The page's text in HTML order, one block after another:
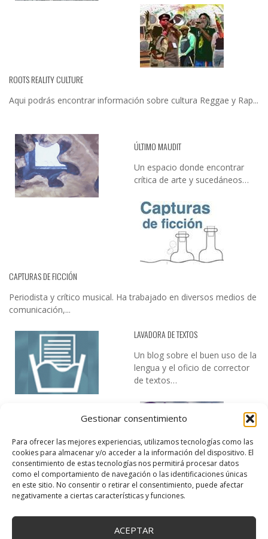
Gestionar consentimiento
Para ofrecer las mejores experiencias, utilizamos tecnologías como las
cookies para almacenar y/o acceder a la información del dispositivo. El
consentimiento de estas tecnologías nos permitirá procesar datos
como el comportamiento de navegación o las identificaciones únicas
en este sitio. No consentir o retirar el consentimiento, puede afectar
negativamente a ciertas características y funciones.
ACEPTAR
ROOTS REALITY CULTURE
Aqui podrás encontrar información sobre cultura Reggae y Rap...
ÚLTIMO MAUDIT
Un espacio donde encontrar
crítica de arte y sucedáneos…
CAPTURAS DE FICCIÓN
Periodista y crítico musical. Ha trabajado en diversos medios de
comunicación,...
LAVADORA DE TEXTOS
Un blog sobre el buen uso de la
lengua y el oficio de corrector
de textos…
DESIREE MARTÍN
…la realidad, es que cada día es más complicado realizar esos